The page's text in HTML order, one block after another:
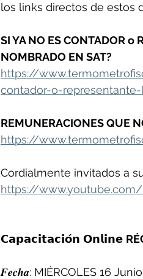
los links directos de estos
SI YA NO ES CONTADOR o
NOMBRADO EN SAT?
https://
contador-o-representante-
REMUNERACIONES QUE
https://
Cordialmente invitados a
https://www.youtube.com/
𝗖𝗮𝗽𝗮𝗰𝗶𝘁𝗮𝗰𝗶𝗼́𝗻 𝗢𝗻𝗹𝗶𝗻𝗲
𝑭𝒆𝒄𝒉𝒂: MIÉRCOLES 16